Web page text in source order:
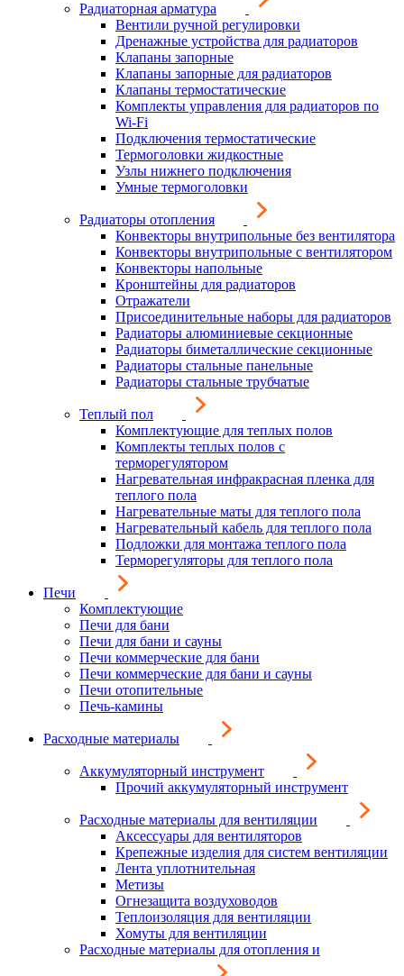
Радиаторная арматура
Вентили ручной регулировки
Дренажные устройства для радиаторов
Клапаны запорные
Клапаны запорные для радиаторов
Клапаны термостатические
Комплекты управления для радиаторов по
Wi-Fi
Подключения термостатические
Термоголовки жидкостные
Узлы нижнего подключения
Умные термоголовки
Радиаторы отопления
Конвекторы внутрипольные без вентилятора
Конвекторы внутрипольные с вентилятором
Конвекторы напольные
Кронштейны для радиаторов
Отражатели
Присоединительные наборы для радиаторов
Радиаторы алюминиевые секционные
Радиаторы биметаллические секционные
Радиаторы стальные панельные
Радиаторы стальные трубчатые
Теплый пол
Комплектующие для теплых полов
Комплекты теплых полов с
терморегулятором
Нагревательная инфракрасная пленка для
теплого пола
Нагревательные маты для теплого пола
Нагревательный кабель для теплого пола
Подложки для монтажа теплого пола
Терморегуляторы для теплого пола
Печи
Комплектующие
Печи для бани
Печи для бани и сауны
Печи коммерческие для бани
Печи коммерческие для бани и сауны
Печи отопительные
Печь-камины
Расходные материалы
Аккумуляторный инструмент
Прочий аккумуляторный инструмент
Расходные материалы для вентиляции
Аксессуары для вентиляторов
Крепежные изделия для систем вентиляции
Лента уплотнительная
Метизы
Огнезащита воздуховодов
Теплоизоляция для вентиляции
Хомуты для вентиляции
Расходные материалы для отопления и